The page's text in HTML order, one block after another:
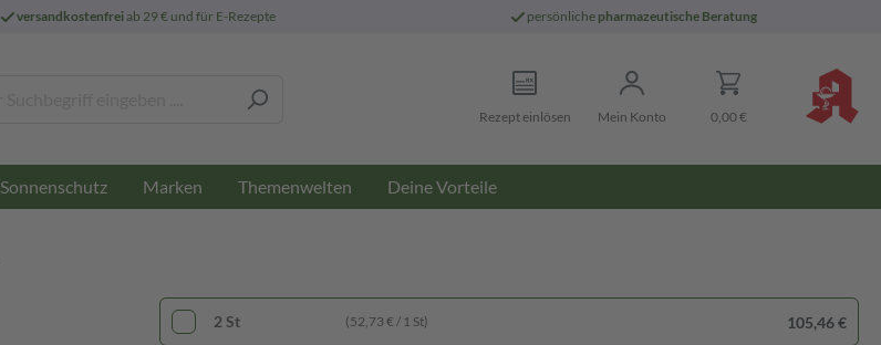
versandkostenfreiab 29 € und für E-Rezepte persönliche pharmazeutische Beratung
Rezept einlösen Mein Konto 0,00 €
Sonnenschutz Marken Themenwelten Deine Vorteile
2 St (52,73 € / 1 St) 105,46 €